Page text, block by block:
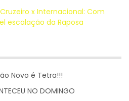
Cruzeiro x Internacional: Com
escalação da Raposa
Novo é Tetra!!!
NO DOMINGO